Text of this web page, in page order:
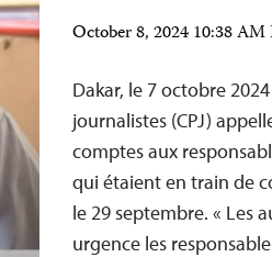
October 8, 2024 10:38
Dakar, le 7 octobre
journalistes (CPJ)
comptes aux
qui étaient en train de
le 29 septembre. « Les
urgence les